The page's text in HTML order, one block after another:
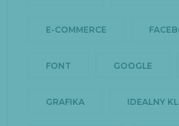
E-COMMERCE
FONT GOOGLE
GRAFIKA IDEALNY